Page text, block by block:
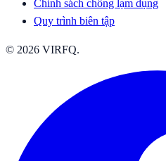
Chính sách chống lạm dụng
Quy trình biên tập
© 2026 VIRFQ.